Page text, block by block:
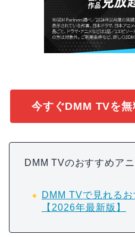
今すぐDMM TVを無
DMM TVのおすすめア
DMM TVで見れる
【2026年最新版】